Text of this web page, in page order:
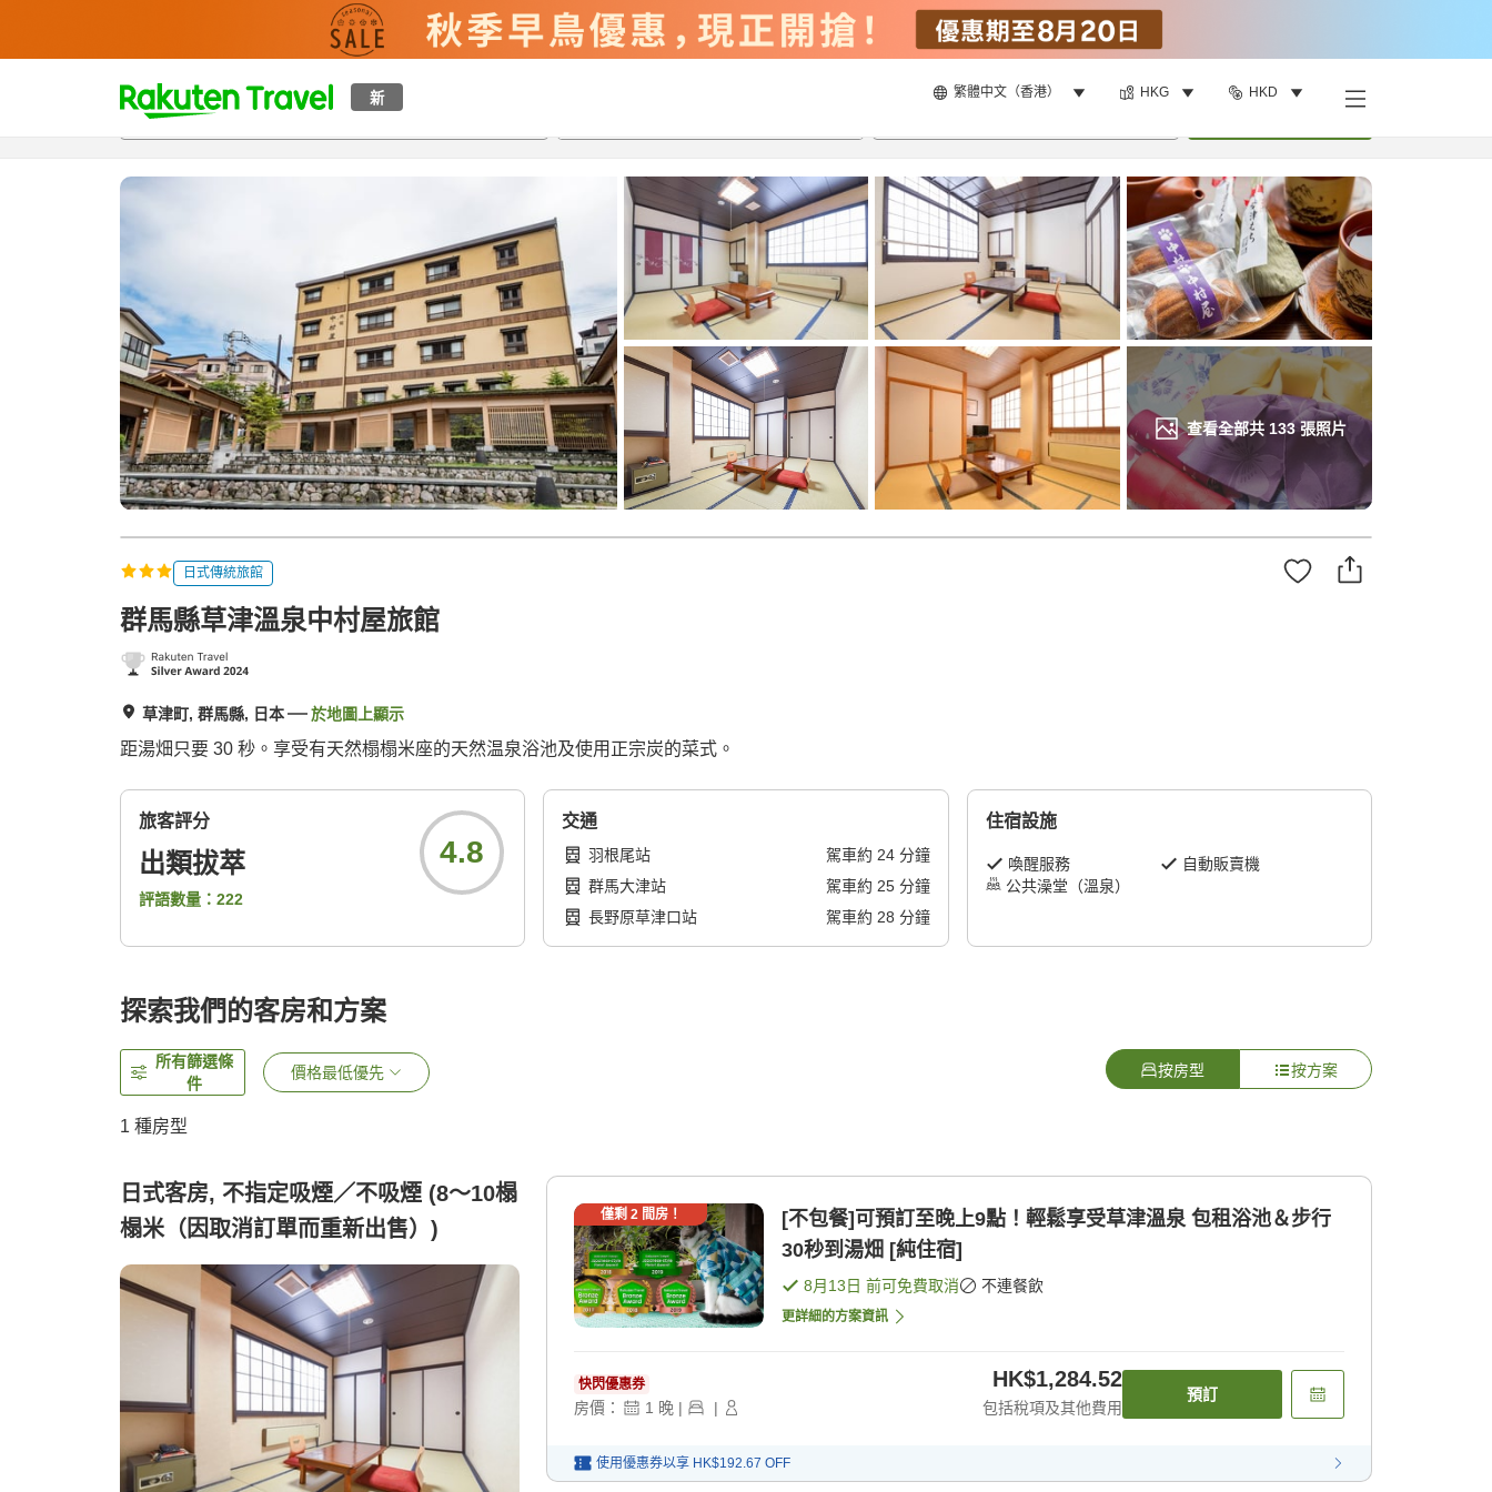
新 繁體中文（香港） HKG HKD
t
p
a
e
a
r
c
h
查看全部共 133張照片
概覽房間及住宿方案 評價設施
日式傳統旅館
群馬縣草津溫泉中村屋旅館
草津町, 群馬縣, 日本 於地圖上顯示
距湯畑只要 30 秒。享受有天然榻榻米座的天然温泉浴池及使用正宗炭的菜式。
旅客評分
出類拔萃
評語數量： 222
4.8
交通
羽根尾站 駕車約 24分鐘
群馬大津站
駕車約 25分鐘
長野原草津口站
駕車約 28 分鐘
住宿設施
喚醒服務
自動販賣機
公共澡堂（溫泉）
探索我們的客房和方案
所有篩選條
件
價格最低優先 按房型 按方案
1 種房型
日式客房, 不指定吸煙／不吸煙 (8～10榻
榻米（因取消訂單而重新出售）)
僅剩 2間房！
[不包餐]可預訂至晚上9點！輕鬆享受草津溫泉 包租浴池＆步行
30秒到湯畑 [純住宿]
8月13日 前可免費取消 不連餐飲
更詳細的方案資訊
快閃優惠券
房價： 1 晚 | |
HK$1,284.52
包括稅項及其他費用
預訂
使用優惠券以享 HK$192.67 OFF